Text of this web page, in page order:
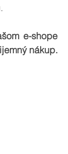
nákup.